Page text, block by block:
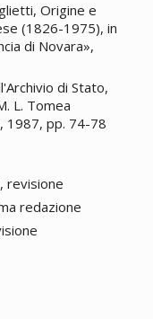
Origine e
(1826-1975), in
di Novara»,
di Stato,
L. Tomea
1987, pp. 74-78
revisione
redazione